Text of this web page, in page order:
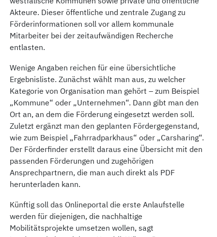
Akteure. Dieser öffentliche und zentrale Zugang zu
Förderinformationen soll vor allem kommunale
Mitarbeiter bei der zeitaufwändigen Recherche
entlasten.
Wenige Angaben reichen für eine übersichtliche
Ergebnisliste. Zunächst wählt man aus, zu welcher
Kategorie von Organisation man gehört – zum Beispiel
„Kommune“ oder „Unternehmen“. Dann gibt man den
Ort an, an dem die Förderung eingesetzt werden soll.
Zuletzt ergänzt man den geplanten Fördergegenstand,
wie zum Beispiel „Fahrradparkhaus“ oder „Carsharing“.
Der Förderfinder erstellt daraus eine Übersicht mit den
passen­den Förderungen und zugehörigen
Ansprechpartnern, die man auch direkt als PDF
herunterladen kann.
Künftig soll das Onlineportal die erste Anlaufstelle
werden für diejenigen, die nachhaltige
Mobilitätsprojekte umsetzen wollen, sagt